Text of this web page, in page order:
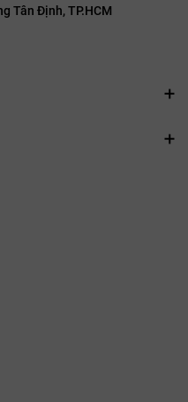
Tân Định, TP.HCM